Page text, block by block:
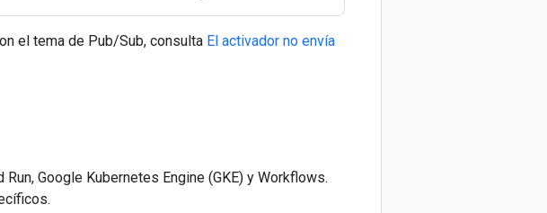
el tema de Pub/Sub, consulta El activador no envía
Google Kubernetes Engine (GKE) y Workflows.